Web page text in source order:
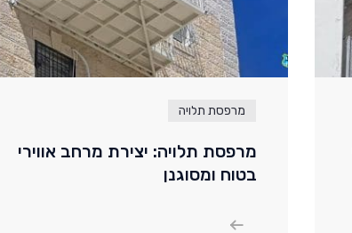
מרפסת תלויה
מרפסת תלויה: יצירת מרחב אווירי
בטוח ומסוגנן